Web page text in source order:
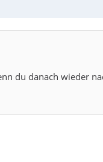
du danach wieder